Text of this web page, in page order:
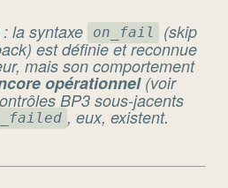
: la syntaxe on_fail
(skip
est définie et reconnue
mais son comportement
opérationnel(voir
BP3 sous-jacents
_failed , eux, existent.